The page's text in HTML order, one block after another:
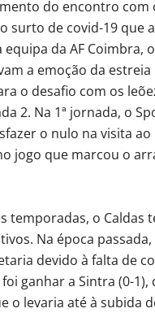
do encontro com
surto de covid-19 que
da AF Coimbra,
a emoção da estreia
o desafio com os
2. Na 1ª jornada, o
o nulo na visita ao
jogo que marcou o
temporadas, o Caldas
Na época passada,
devido à falta de
foi ganhar a Sintra (0-
o levaria até à subida